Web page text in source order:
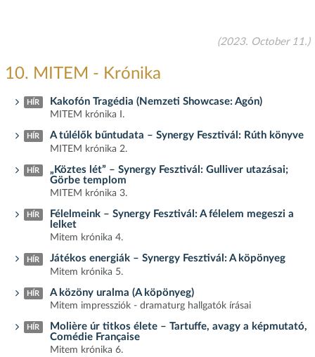
(2023. October 11.)
10. MITEM - Krónika
HÍR Kakofón Tragédia (Nemzeti Showcase: Agón)
MITEM krónika I.
HÍR A túlélők bűntudata – Synergy Fesztivál: Rúth könyve
MITEM krónika 2.
HÍR
„Köztes lét” – Synergy Fesztivál: Gulliver utazásai;
Görbe templom
MITEM krónika 3.
HÍR
Félelmeink – Synergy Fesztivál: A félelem megeszi a
lelket
Mitem krónika 4.
HÍR Játékos energiák – Synergy Fesztivál: A köpönyeg
Mitem krónika 5.
HÍR A közöny uralma (A köpönyeg)
Mitem impressziók - dramaturg hallgatók írásai
HÍR
Molière úr titkos élete – Tartuffe, avagy a képmutató,
Comédie Française
Mitem krónika 6.